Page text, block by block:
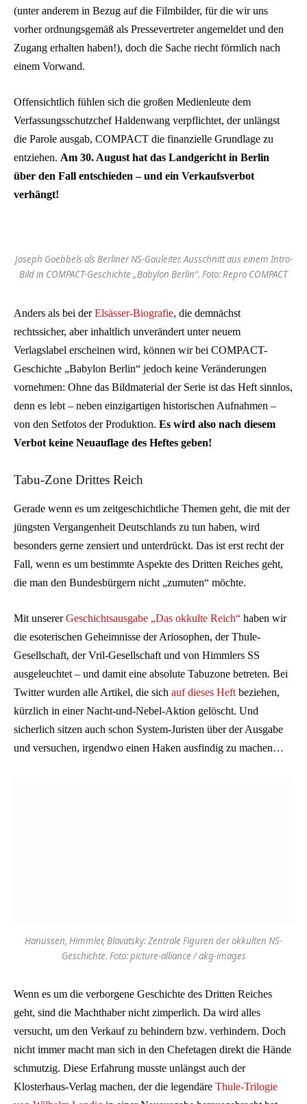
(unter anderem in Bezug auf die Filmbilder, für die wir uns
vorher ordnungsgemäß als Pressevertreter angemeldet und den
Zugang erhalten haben!), doch die Sache riecht förmlich nach
einem Vorwand.
Offensichtlich fühlen sich die großen Medienleute dem
Verfassungsschutzchef Haldenwang verpflichtet, der unlängst
die Parole ausgab, COMPACT die finanzielle Grundlage zu
entziehen. Am 30. August hat das Landgericht in Berlin
über den Fall entschieden – und ein Verkaufsverbot
verhängt!
Joseph Goebbels als Berliner NS-Gauleiter. Ausschnitt aus einem Intro-
Bild in COMPACT-Geschichte „Babylon Berlin“. Foto: Repro COMPACT
Anders als bei derElsässer-Biografie, die demnächst
rechtssicher, aber inhaltlich unverändert unter neuem
Verlagslabel erscheinen wird, können wir bei COMPACT-
Geschichte „Babylon Berlin“ jedoch keine Veränderungen
vornehmen: Ohne das Bildmaterial der Serie ist das Heft sinnlos,
denn es lebt – neben einzigartigen historischen Aufnahmen –
von den Setfotos der Produktion. Es wird also nach diesem
Verbot keine Neuauflage des Heftes geben!
Tabu-Zone Drittes Reich
Gerade wenn es um zeitgeschichtliche Themen geht, die mit der
jüngsten Vergangenheit Deutschlands zu tun haben, wird
besonders gerne zensiert und unterdrückt. Das ist erst recht der
Fall, wenn es um bestimmte Aspekte des Dritten Reiches geht,
die man den Bundesbürgern nicht „zumuten“ möchte.
Mit unsererGeschichtsausgabe „Das okkulte Reich“ haben wir
die esoterischen Geheimnisse der Ariosophen, der Thule-
Gesellschaft, der Vril-Gesellschaft und von Himmlers SS
ausgeleuchtet – und damit eine absolute Tabuzone betreten. Bei
Twitter wurden alle Artikel, die sich auf dieses Heft beziehen,
kürzlich in einer Nacht-und-Nebel-Aktion gelöscht. Und
sicherlich sitzen auch schon System-Juristen über der Ausgabe
und versuchen, irgendwo einen Haken ausfindig zu machen…
Hanussen, Himmler, Blavatsky: Zentrale Figuren der okkulten NS-
Geschichte. Foto: picture-alliance / akg-images
Wenn es um die verborgene Geschichte des Dritten Reiches
geht, sind die Machthaber nicht zimperlich. Da wird alles
versucht, um den Verkauf zu behindern bzw. verhindern. Doch
nicht immer macht man sich in den Chefetagen direkt die Hände
schmutzig. Diese Erfahrung musste unlängst auch der
Klosterhaus-Verlag machen, der die legendäre Thule-Trilogie